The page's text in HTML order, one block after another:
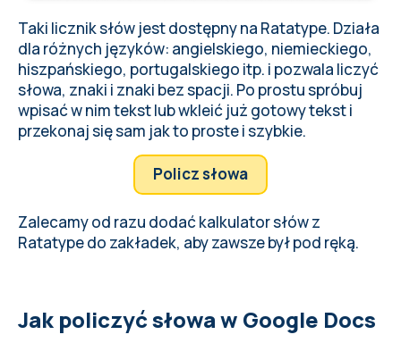
Taki licznik słów jest dostępny na Ratatype. Działa
dla różnych języków: angielskiego, niemieckiego,
hiszpańskiego, portugalskiego itp. i pozwala liczyć
słowa, znaki i znaki bez spacji. Po prostu spróbuj
wpisać w nim tekst lub wkleić już gotowy tekst i
przekonaj się sam jak to proste i szybkie.
Policz słowa
Zalecamy od razu dodać kalkulator słów z
Ratatype do zakładek, aby zawsze był pod ręką.
Jak policzyć słowa w Google Docs